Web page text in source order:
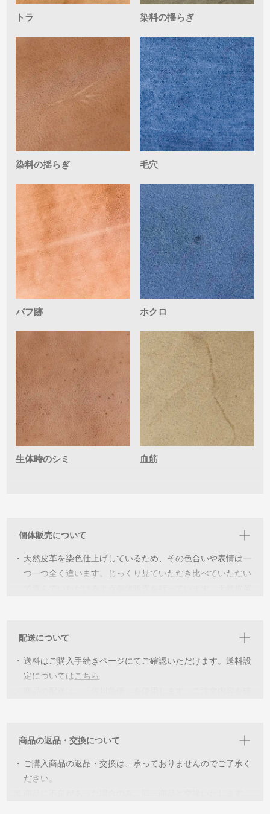
トラ 染料の揺らぎ
染料の揺らぎ 毛穴
バフ跡 ホクロ
生体時のシミ 血筋
個体販売について
・ 天然皮革を染色仕上げしているため、その色合いや表情は一
つ一つ全く違います。じっくり見ていただき比べていただい
詳細を見ていただき各個体の特徴をご理解いただいた上でご
購入をお願いしています。イメージが違うなどの返品交換は
承っておりませんのでご了承ください。
配送について
・ 送料はご購入手続きページにてご確認いただけます。送料設
定については こちら
商品の返品・交換について
・
ご購入商品の返品・交換は、承っておりませんのでご了承く
ださい。